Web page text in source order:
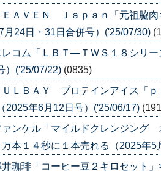
ＡＶＥＮ Ｊａｐａｎ「元祖脇
24日・31日合併号）('25/07/30)
コム「ＬＢＴ―ＴＷＳ１８シリ
）('25/07/22) (0835)
ＵＬＢＡＹ プロテインアイス「
2025年6月12日号）('25/06/17)
ンケル「マイルドクレンジング
本１４秒に１本売れる（2025年5
珈琲「コーヒー豆２キロセット